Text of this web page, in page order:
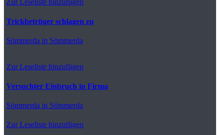
Zur Leseliste hinzufügen
Trickbetrüger schlagen zu
Sömmerda in Sömmerda
Zur Leseliste hinzufügen
Versuchter Einbruch in Firma
Sömmerda in Sömmerda
Zur Leseliste hinzufügen